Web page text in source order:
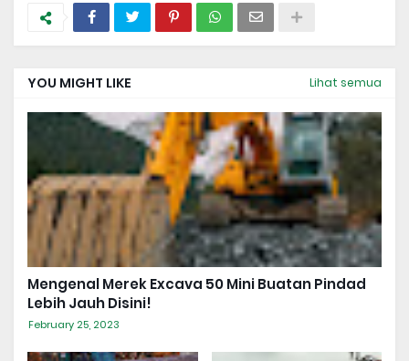
YOU MIGHT LIKE Lihat semua
Mengenal Merek Excava 50 Mini Buatan Pindad
Lebih Jauh Disini!
February 25, 2023